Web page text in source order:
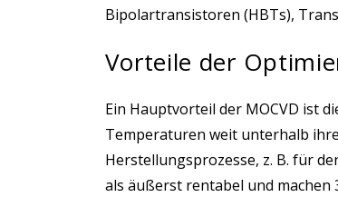
Bipolartransistoren (HBTs),
Vorteile der
Ein Hauptvorteil der MOCVD ist
Temperaturen weit unterhalb
Herstellungsprozesse, z. B. für
als äußerst rentabel und